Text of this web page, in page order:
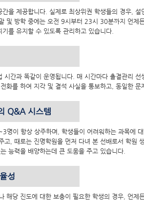
을 제공합니다. 실제로 최상위권 학생들의 경우,
및 방학 중에는 오전 9시부터 23시 30분까지 언제
를 유지할 수 있도록 관리하고 있습니다.
시간과 똑같이 운영됩니다. 매 시간마다 출결관리
화를 하여 지각 및 결석 사실을 통보하고, 동일한
Q&A 시스템
명이 항상 상주하며, 학생들이 어려워하는 과목에
고, 때로는 진명학원을 먼저 다녀 본 선배로서 학원
능력을 배양하는데 큰 도움을 주고 있습니다.
성
해당 진도에 대한 보충이 필요한 학생의 경우, 언